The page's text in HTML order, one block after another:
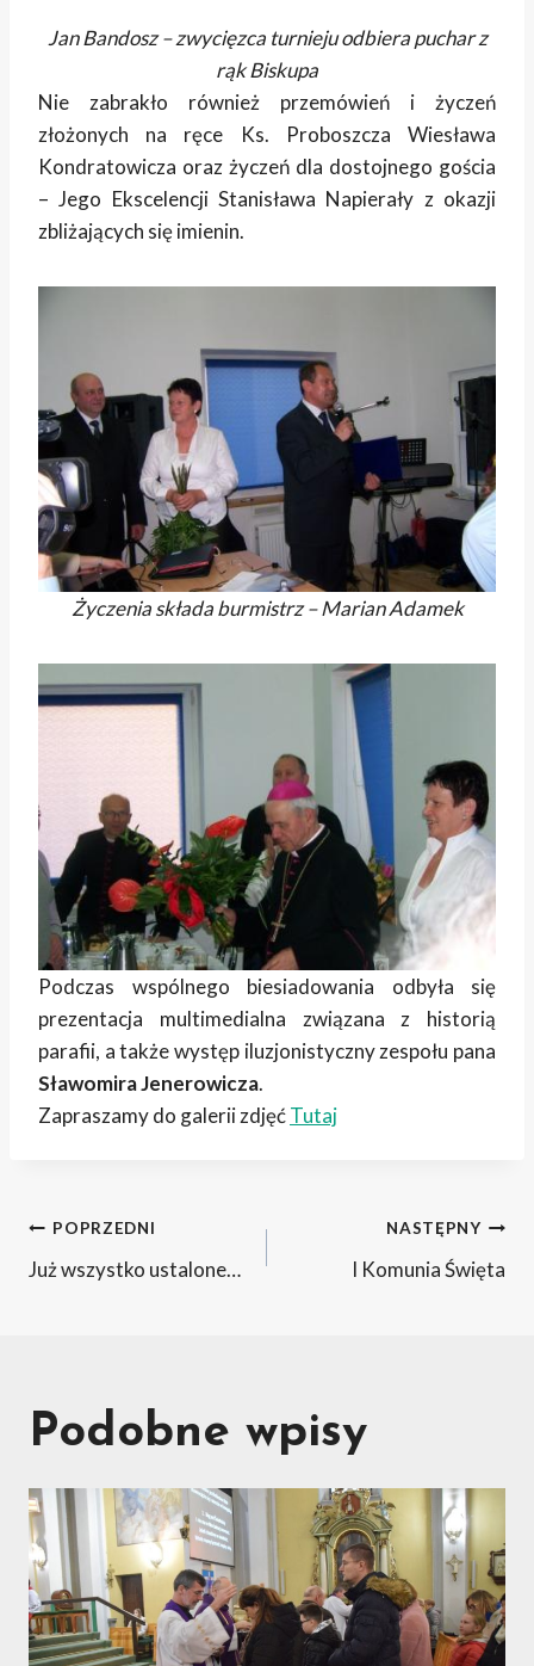
Jan Bandosz – zwycięzca turnieju odbiera puchar z
rąk Biskupa
Nie zabrakło również przemówień i życzeń
złożonych na ręce Ks. Proboszcza Wiesława
Kondratowicza oraz życzeń dla dostojnego gościa
– Jego Ekscelencji Stanisława Napierały z okazji
zbliżających się imienin.
Życzenia składa burmistrz – Marian Adamek
Podczas wspólnego biesiadowania odbyła się
prezentacja multimedialna związana z historią
parafii, a także występ iluzjonistyczny zespołu pana
Sławomira Jenerowicza.
Zapraszamy do galerii zdjęćTutaj
Nawigacja
wpisu
POPRZEDNI
Już wszystko ustalone…
NASTĘPNY
I Komunia Święta
Podobne wpisy